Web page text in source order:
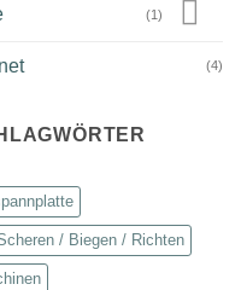
(1)
(4)
/ Biegen / Richten